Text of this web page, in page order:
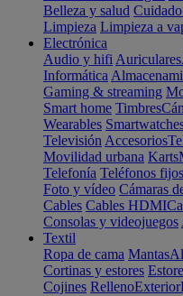
Belleza y salud
Limpieza Limpieza a
Electrónica
Audio y hifi Auriculares
Informática
Gaming & streaming
Smart home Timbres
Wearables
Televisión Accesorios
Movilidad urbana Karts
Telefonía Teléfonos fijos
Foto y vídeo Cámaras
Cables Cables HDMI
Consolas y videojuegos
Textil
Ropa de cama Mantas
Cortinas y estores
Cojines RellenoExterior